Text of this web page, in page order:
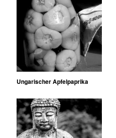
Ungarischer Apfelpaprika